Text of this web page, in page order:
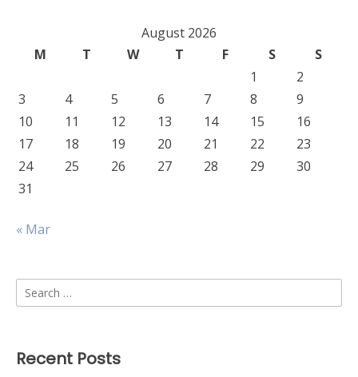
August 2026
M
T W T F S
S
1
2
3
4 5 6 7 8
9
10
11 12 13 14 15
16
17
18 19 20 21 22
23
24
25 26 27 28 29
30
31
« Mar
Search
for:
Recent Posts